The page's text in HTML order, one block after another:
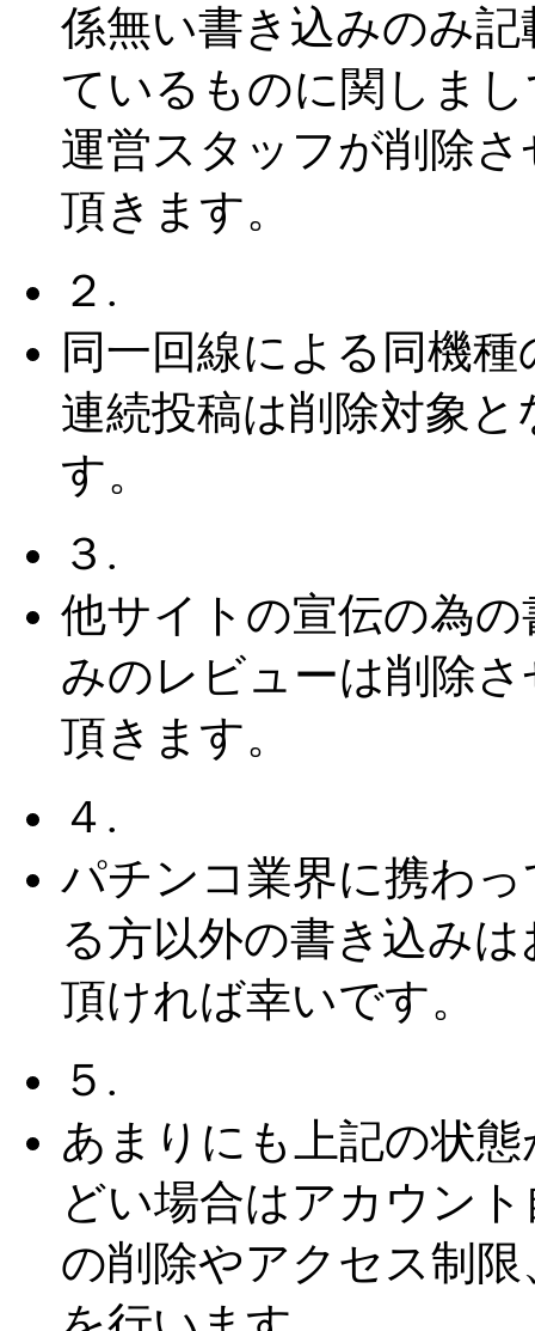
係無い書き込みのみ記
ているものに関しま
運営スタッフが削除さ
頂きます。
２.
同一回線による同機種
連続投稿は削除対象と
す。
３.
他サイトの宣伝の為の
みのレビューは削除さ
頂きます。
４.
パチンコ業界に携わっ
る方以外の書き込みは
頂ければ幸いです。
５.
あまりにも上記の状態
どい場合はアカウント
の削除やアクセス制限